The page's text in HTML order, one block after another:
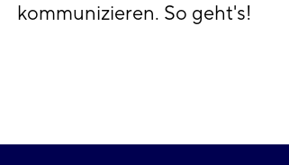
kommunizieren. So geht's!